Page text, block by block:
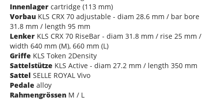
Innenlager cartridge (113 mm)
Vorbau KLS CRX 70 adjustable - diam 28.6 mm / bar bore
31.8 mm / length 95 mm
Lenker KLS CRX 70 RiseBar - diam 31.8 mm / rise 25 mm /
width 640 mm (M), 660 mm (L)
Griffe KLS Token 2Density
Sattelstütze KLS Active - diam 27.2 mm / length 350 mm
Sattel SELLE ROYAL Vivo
Pedale alloy
Rahmengrössen M / L